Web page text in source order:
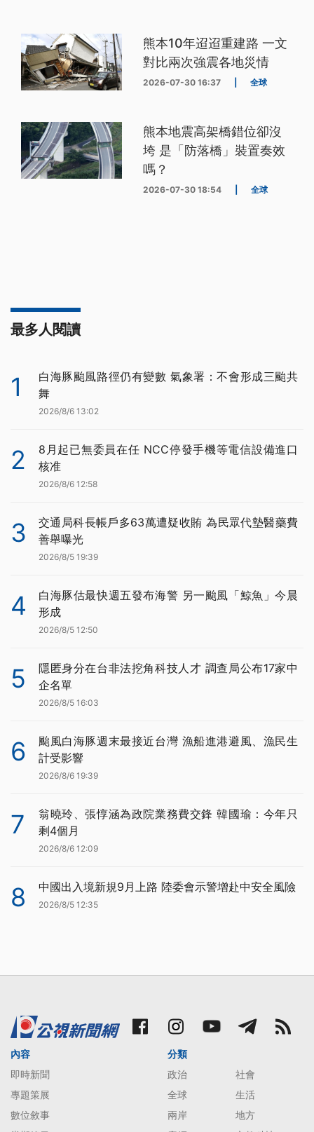
熊本10年迢迢重建路 一文
對比兩次強震各地災情
2026-07-30 16:37 全球
熊本地震高架橋錯位卻沒
垮 是「防落橋」裝置奏效
嗎？
2026-07-30 18:54 全球
最多人閱讀
1
白海豚颱風路徑仍有變數 氣象署：不會形成三颱共
舞
2026/8/6 13:02
2
8月起已無委員在任 NCC停發手機等電信設備進口
核准
2026/8/6 12:58
3
交通局科長帳戶多63萬遭疑收賄 為民眾代墊醫藥費
善舉曝光
2026/8/5 19:39
4
白海豚估最快週五發布海警 另一颱風「鯨魚」今晨
形成
2026/8/5 12:50
5
隱匿身分在台非法挖角科技人才 調查局公布17家中
企名單
2026/8/5 16:03
6
颱風白海豚週末最接近台灣 漁船進港避風、漁民生
計受影響
2026/8/6 19:39
7
翁曉玲、張惇涵為政院業務費交鋒 韓國瑜：今年只
剩4個月
2026/8/6 12:09
8 中國出入境新規9月上路 陸委會示警增赴中安全風險
2026/8/5 12:35
內容
即時新聞
專題策展
數位敘事
分類
政治
社會
全球
生活
兩岸
地方